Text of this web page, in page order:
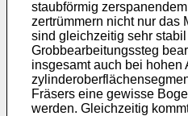
staubförmig
zertrümmern nicht nur das
sind gleichzeitig sehr
Grobbearbeitungssteg
insgesamt auch bei hohen
Fräsers eine gewisse
werden. Gleichzeitig